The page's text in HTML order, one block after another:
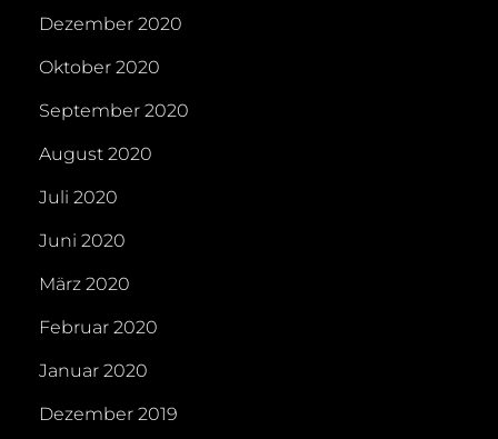
Dezember 2020
Oktober 2020
September 2020
August 2020
Juli 2020
Juni 2020
März 2020
Februar 2020
Januar 2020
Dezember 2019